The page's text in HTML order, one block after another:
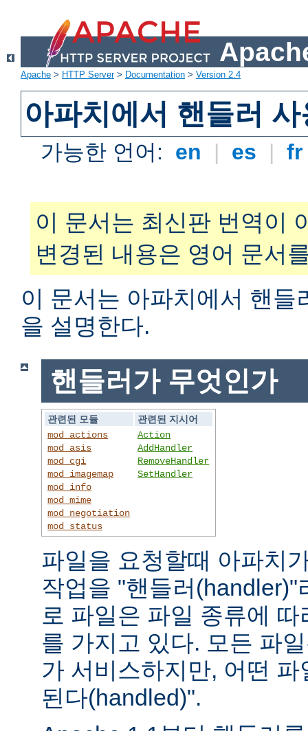
Apache > HTTP Server> Documentation > Version 2.4
아파치에서 핸들러 사
가능한 언어: en | es |
이 문서는 최신판 번역이
변경된 내용은 영어 문서
이 문서는 아파치에서 핸들
을 설명한다.
핸들러가 무엇인가
관련된 모듈
관련된 지시어
mod_actions
mod_asis
mod_cgi
mod_imagemap
mod_info
mod_mime
mod_negotiation
mod_status
Action
AddHandler
RemoveHandler
SetHandler
파일을 요청할때 아파치
작업을 "핸들러(handler)"
로 파일은 파일 종류에
를 가지고 있다. 모든 파
가 서비스하지만, 어떤
된다(handled)".